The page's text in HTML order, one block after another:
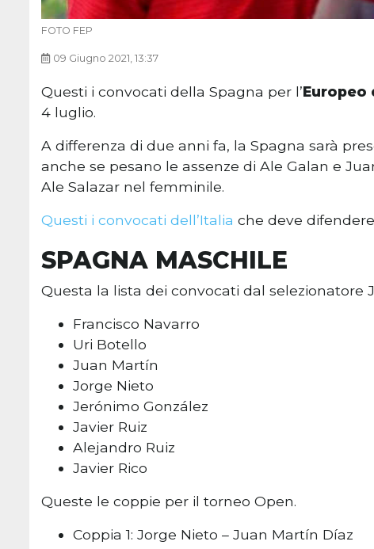
FOTO FEP
09 Giugno 2021, 13:37
Questi i convocati della Spagna per l’Europeo
4 luglio.
A differenza di due anni fa, la Spagna sarà
anche se pesano le assenze di Ale Galan e
Ale Salazar nel femminile.
Questi i convocati dell’Italia che deve
SPAGNA MASCHILE
Questa la lista dei convocati dal selezionatore
Francisco Navarro
Uri Botello
Juan Martín
Jorge Nieto
Jerónimo González
Javier Ruiz
Alejandro Ruiz
Javier Rico
Queste le coppie per il torneo Open.
Coppia 1: Jorge Nieto – Juan Martín Díaz